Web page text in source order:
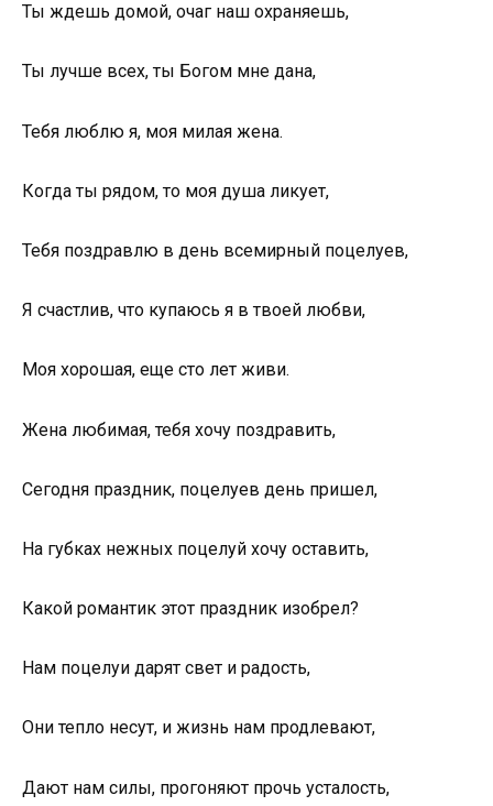
Ты ждешь домой, очаг наш охраняешь,
Ты лучше всех, ты Богом мне дана,
Тебя люблю я, моя милая жена.
Когда ты рядом, то моя душа ликует,
Тебя поздравлю в день всемирный поцелуев,
Я счастлив, что купаюсь я в твоей любви,
Моя хорошая, еще сто лет живи.
Жена любимая, тебя хочу поздравить,
Сегодня праздник, поцелуев день пришел,
На губках нежных поцелуй хочу оставить,
Какой романтик этот праздник изобрел?
Нам поцелуи дарят свет и радость,
Они тепло несут, и жизнь нам продлевают,
Дают нам силы, прогоняют прочь усталость,